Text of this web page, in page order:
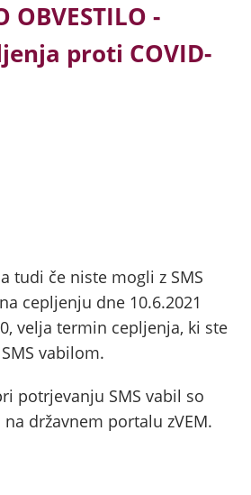
OBVESTILO -
proti COVID-
tudi če niste mogli z SMS
cepljenju dne 10.6.2021
velja termin cepljenja, ki ste
vabilom.
potrjevanju SMS vabil so
državnem portalu zVEM.